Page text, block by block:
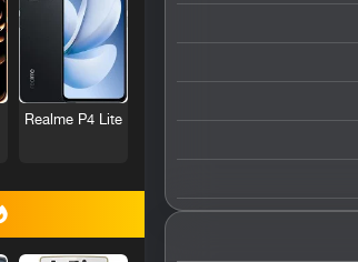
Realme P4 Lite